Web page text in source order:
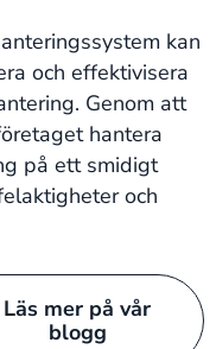
kan
och effektivisera
Genom att
hantera
på ett smidigt
och
Läs mer på vår
blogg